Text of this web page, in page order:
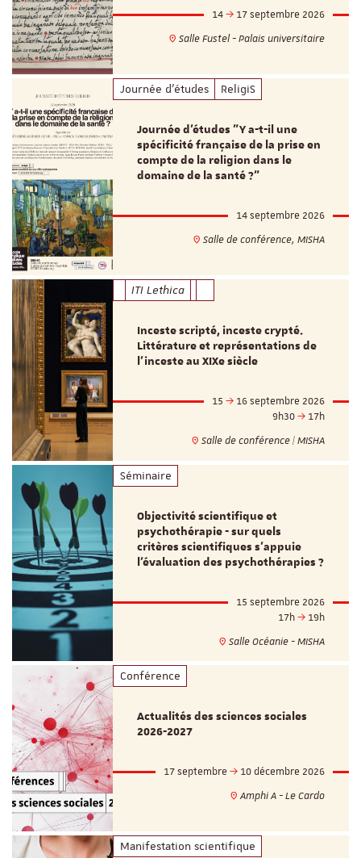
14
17 septembre 2026
Salle Fustel - Palais universitaire
Journée d'études ReligiS
Journée d’études "Y a-t-il une
spécificité française de la prise en
compte de la religion dans le
domaine de la santé ?"
14 septembre 2026
Salle de conférence, MISHA
ITI Lethica
Inceste scripté, inceste crypté.
Littérature et représentations de
l’inceste au XIXe siècle
15
16 septembre 2026
9h30
17h
Salle de conférence | MISHA
Séminaire
Objectivité scientifique et
psychothérapie - sur quels
critères scientifiques s'appuie
l'évaluation des psychothérapies ?
15 septembre 2026
17h
19h
Salle Océanie - MISHA
Conférence
Actualités des sciences sociales
2026-2027
17 septembre
10 décembre 2026
Amphi A - Le Cardo
Manifestation scientifique